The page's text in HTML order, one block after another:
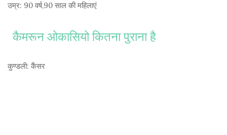
उम्र: 90 वर्ष,90 साल की महिलाएं
कैमरून ओकासियो कितना पुराना है
कुण्डली: कैंसर